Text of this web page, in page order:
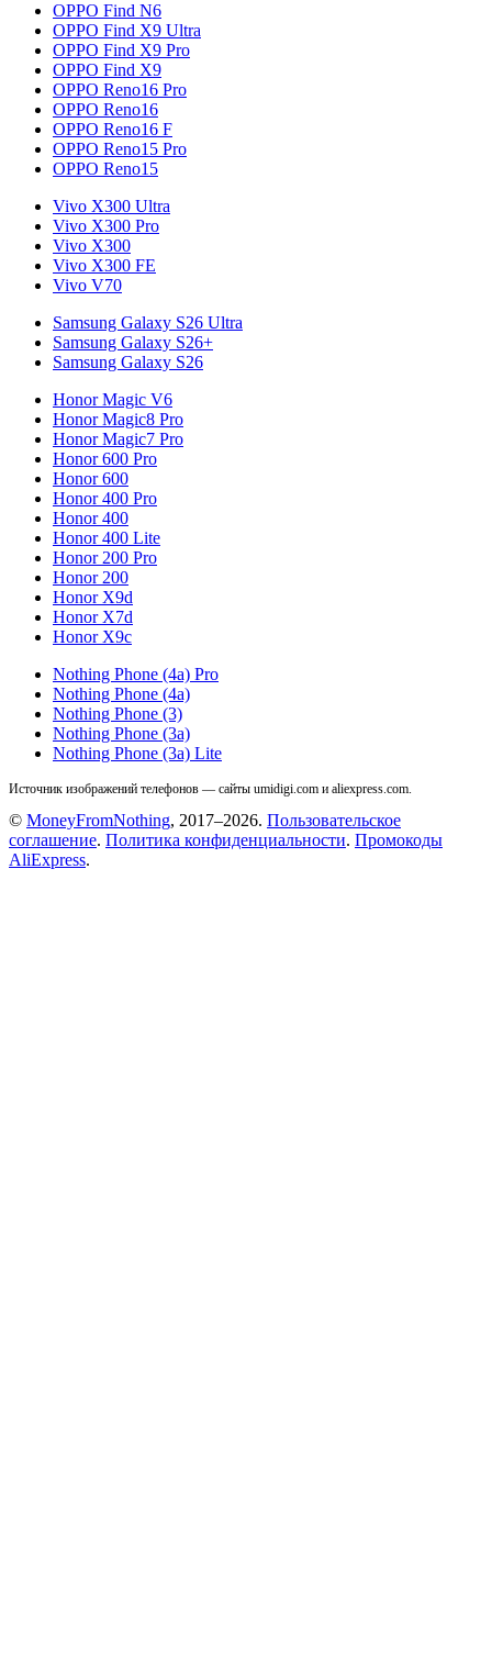
OPPO Find N6
OPPO Find X9 Ultra
OPPO Find X9 Pro
OPPO Find X9
OPPO Reno16 Pro
OPPO Reno16
OPPO Reno16 F
OPPO Reno15 Pro
OPPO Reno15
Vivo X300 Ultra
Vivo X300 Pro
Vivo X300
Vivo X300 FE
Vivo V70
Samsung Galaxy S26 Ultra
Samsung Galaxy S26+
Samsung Galaxy S26
Honor Magic V6
Honor Magic8 Pro
Honor Magic7 Pro
Honor 600 Pro
Honor 600
Honor 400 Pro
Honor 400
Honor 400 Lite
Honor 200 Pro
Honor 200
Honor X9d
Honor X7d
Honor X9c
Nothing Phone (4a) Pro
Nothing Phone (4a)
Nothing Phone (3)
Nothing Phone (3a)
Nothing Phone (3a) Lite
Источник изображений телефонов — сайты umidigi.com и aliexpress.com.
© MoneyFromNothing, 2017–2026. Пользовательское
соглашение. Политика конфиденциальности. Промокоды
AliExpress.